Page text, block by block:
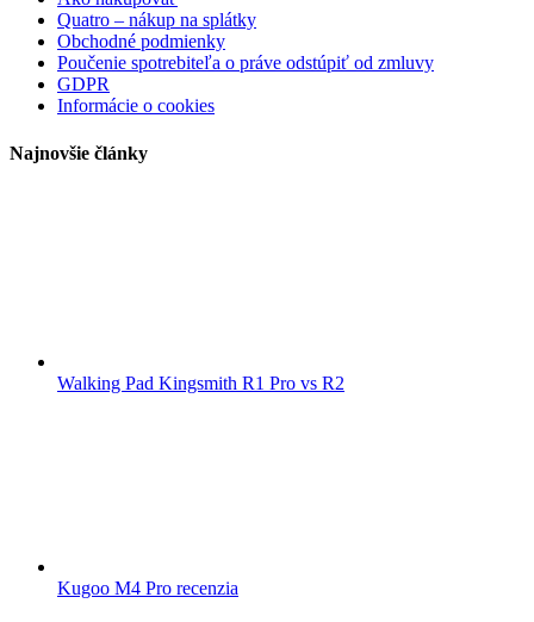
Quatro – nákup na splátky
Obchodné podmienky
Poučenie spotrebiteľa o práve odstúpiť od zmluvy
GDPR
Informácie o cookies
Najnovšie články
Walking Pad Kingsmith R1 Pro vs R2
Kugoo M4 Pro recenzia